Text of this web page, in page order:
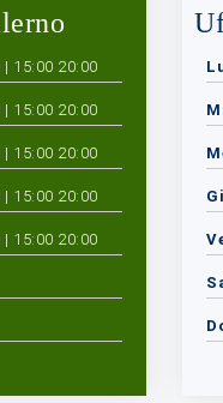
| 15:00 20:00
| 15:00 20:00
| 15:00 20:00
| 15:00 20:00
| 15:00 20:00